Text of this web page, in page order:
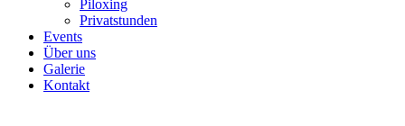
Piloxing
Privatstunden
Events
Über uns
Galerie
Kontakt